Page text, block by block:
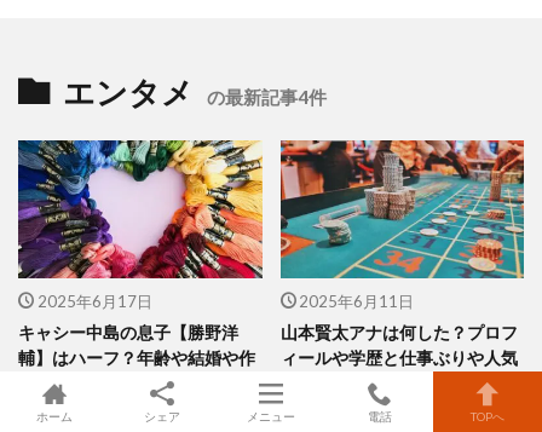
エンタメ の最新記事4件
2025年6月17日
キャシー中島の息子【勝野洋
輔】はハーフ？年齢や結婚や作
品展情報！
2025年6月11日
山本賢太アナは何した？プロフ
ィールや学歴と仕事ぶりや人気
を調査！
ホーム シェア メニュー 電話 TOPへ